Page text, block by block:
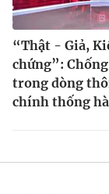
“Thật - Giả,
chứng”:
trong dòng
chính thống